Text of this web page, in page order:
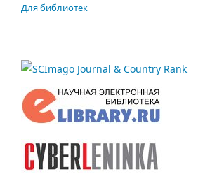
Для библиотек